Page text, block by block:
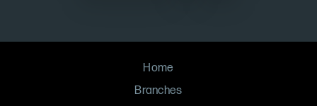
Home
Branches